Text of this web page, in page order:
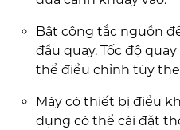
Bật công tắc nguồn
đầu quay. Tốc độ
thể điều chỉnh tùy
Máy có thiết bị điều
dụng có thể cài đặt